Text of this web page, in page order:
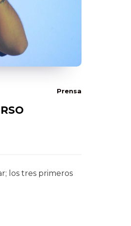
Prensa
los tres primeros